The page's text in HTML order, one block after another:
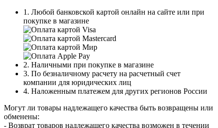
1. Любой банковской картой онлайн на сайте или при
покупке в магазине
2. Наличными при покупке в магазине
3. По безналичному расчету на расчетный счет
компании для юридических лиц
4. Наложенным платежем для других регионов России
Могут ли товары надлежащего качества быть возвращены или
обменены:
- Возврат товаров надлежащего качества возможен в течении